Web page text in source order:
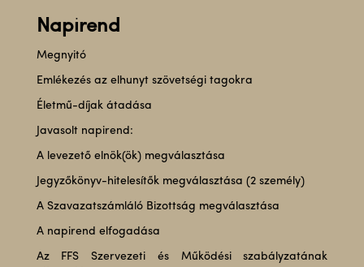
Napirend
Megnyitó
Emlékezés az elhunyt szövetségi tagokra
Életmű-díjak átadása
Javasolt napirend:
A levezető elnök(ök) megválasztása
Jegyzőkönyv-hitelesítők megválasztása (2 személy)
A Szavazatszámláló Bizottság megválasztása
A napirend elfogadása
Az FFS Szervezeti és Működési szabályzatának